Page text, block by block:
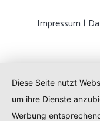
Impressum |
Diese Seite nutzt
um ihre Dienste
Werbung